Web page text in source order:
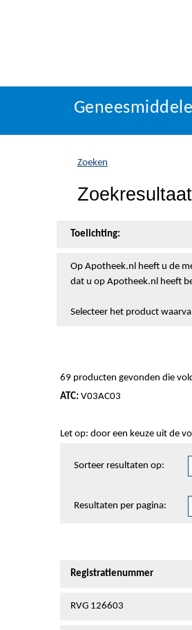
U
zich
hier:
Zoeken
Zoekresultaat
Toelichting:
Op Apotheek.nl heeft u de
dat u op Apotheek.nl heeft
Selecteer het product
69 producten gevonden die
ATC: V03AC03
Let op: door een keuze uit de
en
Sorteer resultaten op:
Resultaten per pagina:
Registratienummer
RVG 126603